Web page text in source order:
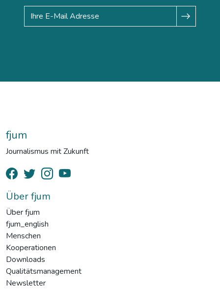
fjum
Journalismus mit Zukunft
Über fjum
Über fjum
fjum_english
Menschen
Kooperationen
Downloads
Qualitätsmanagement
Newsletter